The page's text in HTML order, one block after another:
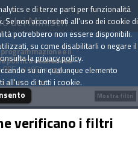
dei Ministri
e il
politica economica
dal 1967 a oggi
verificano i filtri
Mostra filtri
e di terze parti per funzionalità
non acconsenti all'uso dei cookie di
potrebbero non essere disponibili.
su come disabilitarli o negare il
laprivacy policy.
su un qualunque elemento
all'uso di tutti i cookie.